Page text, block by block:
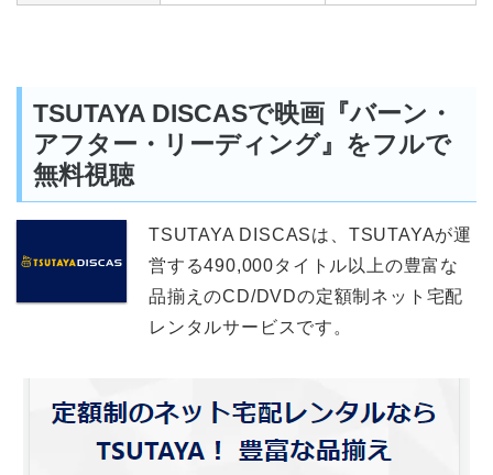
TSUTAYA DISCASで映画『バーン・
アフター・リーディング』をフルで
無料視聴
TSUTAYA DISCASは、TSUTAYAが運
営する490,000タイトル以上の豊富な
品揃えのCD/DVDの定額制ネット宅配
レンタルサービスです。